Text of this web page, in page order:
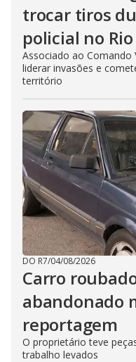
trocar tiros
policial no Rio
Associado ao Comando
liderar invasões e
território
DO R7/04/08/2026
Carro
abandonado
reportagem
O proprietário teve
trabalho levados